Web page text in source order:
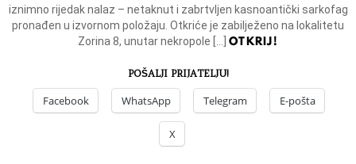
iznimno rijedak nalaz – netaknut i zabrtvljen kasnoantički sarkofag
pronađen u izvornom položaju. Otkriće je zabilježeno na lokalitetu
Zorina 8, unutar nekropole […] OTKRIJ!
POŠALJI PRIJATELJU!
Facebook WhatsApp Telegram E-pošta
X